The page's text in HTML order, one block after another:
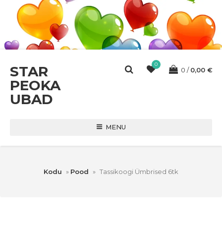
STAR
PEOKA
UBAD
0
0 0,00 €
MENU
Kodu » Pood » Tassikoogi Ümbrised 6tk